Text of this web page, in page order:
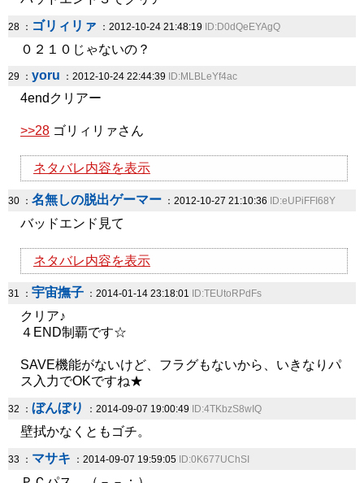
28 ： ゴリィリァ ：2012-10-24 21:48:19 ID:D0dQeEYAgQ
０２１０じゃないの？
29 ： yoru ：2012-10-24 22:44:39 ID:MLBLeYf4ac
4endクリアー
>>28 ゴリィリァさん
ネタバレ内容を表示
30 ： 名無しの脱出ゲーマー ：2012-10-27 21:10:36 ID:eUPiFFI68Y
バッドエンド見て
ネタバレ内容を表示
31 ： 宇宙撫子 ：2014-01-14 23:18:01 ID:TEUtoRPdFs
クリア♪
４END制覇です☆
SAVE機能がないけど、フラグもないから、いきなりパ
ス入力でOKですね★
32 ： ぼんぼり ：2014-09-07 19:00:49 ID:4TKbzS8wIQ
壁拭かなくともゴチ。
33 ： マサキ ：2014-09-07 19:59:05 ID:0K677UChSI